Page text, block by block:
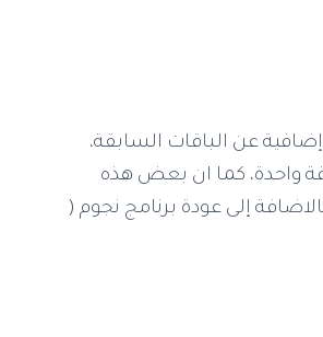
إضافية عن الباقات السابقة،
واحدة، كما ان بعض هذه
إلى عودة برنامج نجوم (